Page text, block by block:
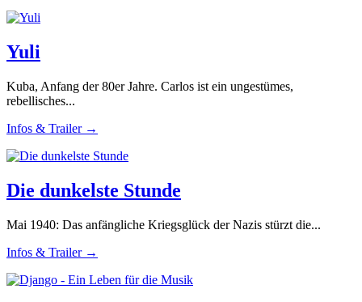
Yuli
Kuba, Anfang der 80er Jahre. Carlos ist ein ungestümes,
rebellisches...
Infos & Trailer →
Die dunkelste Stunde
Mai 1940: Das anfängliche Kriegsglück der Nazis stürzt die...
Infos & Trailer →